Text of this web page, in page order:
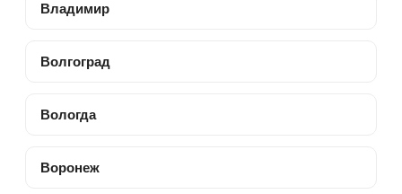
Владимир
Волгоград
Вологда
Воронеж